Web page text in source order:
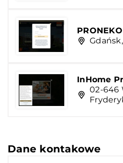
InHome
02-646
Dane kontakowe